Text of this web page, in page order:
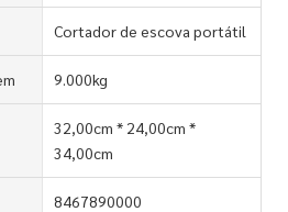
Cortador de escova portátil
9.000kg
32,00cm * 24,00cm *
34,00cm
8467890000